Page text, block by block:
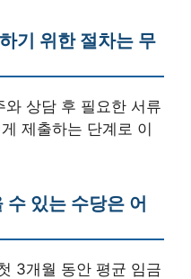
기 위한 절차는 무
상담 후 필요한 서류
제출하는 단계로 이
있는 수당은 어
3개월 동안 평균 임금